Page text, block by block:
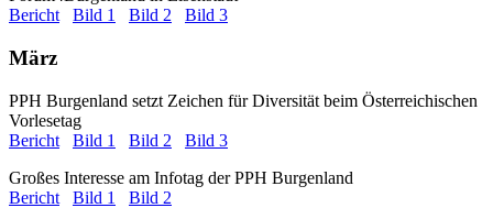
Bericht
Bild 1 Bild 2 Bild 3
März
PPH Burgenland setzt Zeichen für Diversität beim Österreichischen
Vorlesetag
Bericht
Bild 1 Bild 2
Bild 3
Großes Interesse am Infotag der PPH Burgenland
Bericht
Bild 1
Bild 2